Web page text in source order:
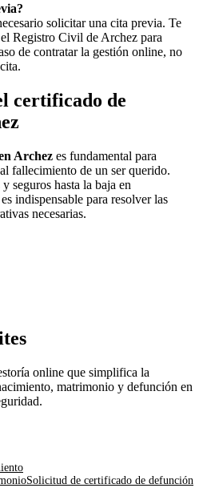
solicitar una cita previa. Te
Registro Civil de Archez para
de contratar la gestión online, no
certificado de
Archez es fundamental para
fallecimiento de un ser querido.
seguros hasta la baja en
indispensable para resolver las
necesarias.
online que simplifica la
matrimonio y defunción en
Solicitud de certificado de defunción